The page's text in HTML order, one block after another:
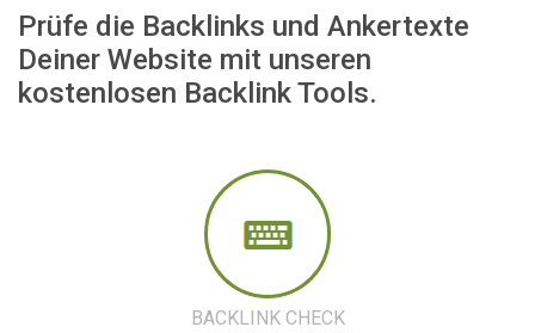
Prüfe die Backlinks und Ankertexte
Deiner Website mit unseren
kostenlosen Backlink Tools.
BACKLINK CHECK